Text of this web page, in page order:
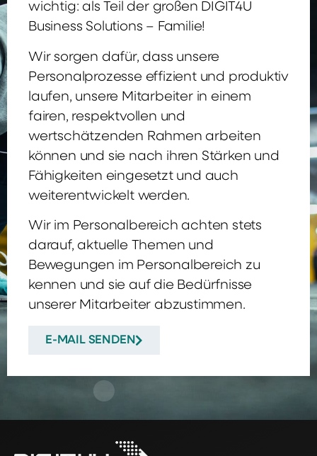
wichtig: als Teil der großen DIGIT4U
Business Solutions – Familie!
Wir sorgen dafür, dass unsere
Personalprozesse effizient und produktiv
laufen, unsere Mitarbeiter in einem
fairen, respektvollen und
wertschätzenden Rahmen arbeiten
können und sie nach ihren Stärken und
Fähigkeiten eingesetzt und auch
weiterentwickelt werden.
Wir im Personalbereich achten stets
darauf, aktuelle Themen und
Bewegungen im Personalbereich zu
kennen und sie auf die Bedürfnisse
unserer Mitarbeiter abzustimmen.
E-MAIL SENDEN